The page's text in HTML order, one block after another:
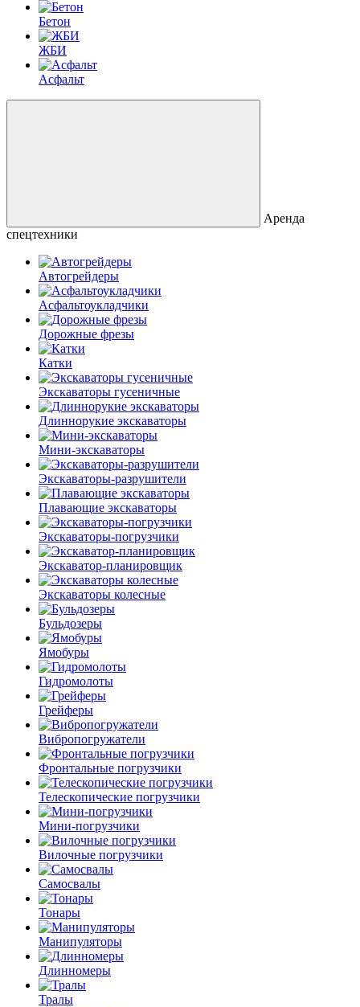
Бетон
ЖБИ
Асфальт
Аренда
спецтехники
Автогрейдеры
Асфальто­укладчики
Дорожные фрезы
Катки
Экскаваторы гусеничные
Длиннорукие экскаваторы
Мини-экскаваторы
Экскаваторы-разрушители
Плавающие экскаваторы
Экскаваторы-погрузчики
Экскаватор-планировщик
Экскаваторы колесные
Бульдозеры
Ямобуры
Гидромолоты
Грейферы
Вибро­погружатели
Фронтальные погрузчики
Телескопические погрузчики
Мини-погрузчики
Вилочные погрузчики
Самосвалы
Тонары
Манипуляторы
Длинномеры
Тралы